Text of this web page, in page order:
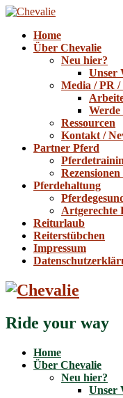
Home
Über Chevalie
Neu hier?
Unser
Media / PR /
Werde
Ressourcen
Kontakt /
Partner Pferd
Pferdehaltung
Artgerechte
Reiturlaub
Reiterstübchen
Impressum
Ride your way
Home
Über Chevalie
Neu hier?
Unser